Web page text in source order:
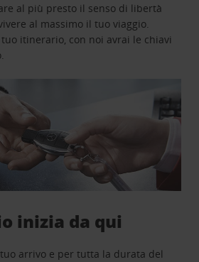
al più presto il senso di libertà
al massimo il tuo viaggio.
itinerario, con noi avrai le chiavi
inizia da qui
arrivo e per tutta la durata del